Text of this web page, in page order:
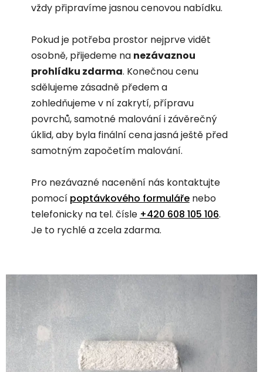
vždy připravíme jasnou cenovou nabídku.
Pokud je potřeba prostor nejprve vidět
osobně, přijedeme na nezávaznou
prohlídku zdarma. Konečnou cenu
sdělujeme zásadně předem a
zohledňujeme v ní zakrytí, přípravu
povrchů, samotné malování i závěrečný
úklid, aby byla finální cena jasná ještě před
samotným započetím malování.
Pro nezávazné nacenění nás kontaktujte
pomocí poptávkového formulářenebo
telefonicky na tel. čísle +420 608 105 106.
Je to rychlé a zcela zdarma.